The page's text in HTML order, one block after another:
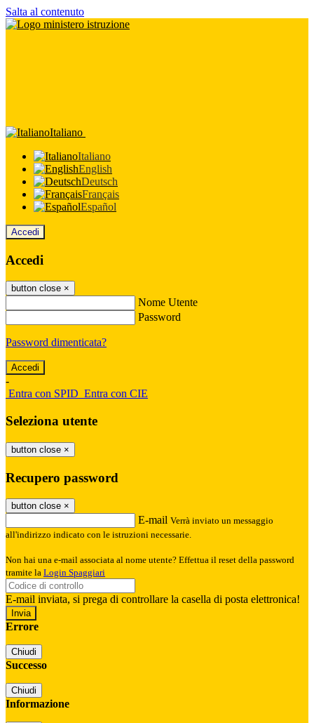
Salta al contenuto
Italiano
Italiano
English
Deutsch
Français
Español
Accedi
Accedi
button close ×
Nome Utente
Password
Password dimenticata?
-
Entra con SPID Entra con CIE
Seleziona utente
button close ×
Recupero password
button close ×
E-mail Verrà inviato un messaggio
all'indirizzo indicato con le istruzioni necessarie.
Non hai una e-mail associata al nome utente? Effettua il reset della password
tramite la Login Spaggiari
E-mail inviata, si prega di controllare la casella di posta elettronica!
Errore
Chiudi
Successo
Chiudi
Informazione